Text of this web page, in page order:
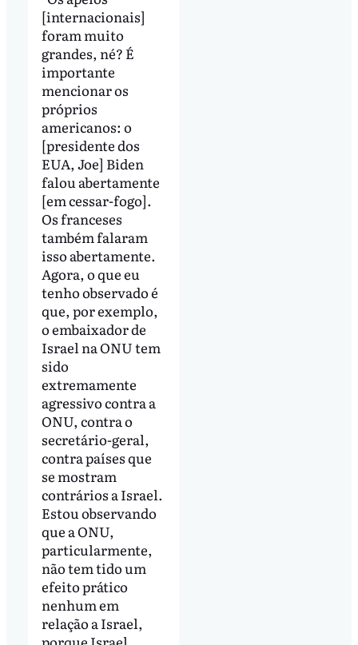
[internacionais]
foram muito
grandes, né? É
importante
mencionar os
próprios
americanos: o
[presidente dos
EUA, Joe] Biden
falou abertamente
[em cessar-fogo].
Os franceses
também falaram
isso abertamente.
Agora, o que eu
tenho observado é
que, por exemplo,
o embaixador de
Israel na ONU tem
sido
extremamente
agressivo contra a
ONU, contra o
secretário-geral,
contra países que
se mostram
contrários a Israel.
Estou observando
que a ONU,
particularmente,
não tem tido um
efeito prático
nenhum em
relação a Israel,